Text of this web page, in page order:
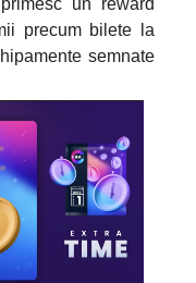
un reward
precum bilete la
semnate